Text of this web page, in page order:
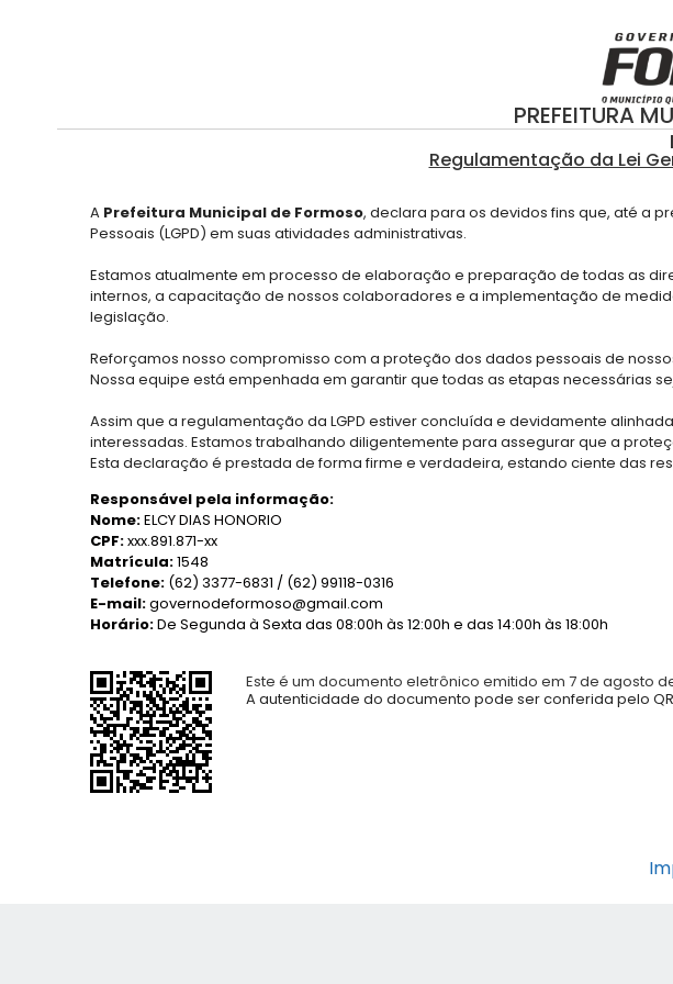
PREFEITURA
Regulamentação da Lei
A Prefeitura Municipal de Formoso, declara para os devidos fins que, até a
Pessoais (LGPD) em suas atividades administrativas.
Estamos atualmente em processo de elaboração e preparação de todas as
internos, a capacitação de nossos colaboradores e a implementação de
legislação.
Reforçamos nosso compromisso com a proteção dos dados pessoais de
Nossa equipe está empenhada em garantir que todas as etapas necessárias
Assim que a regulamentação da LGPD estiver concluída e devidamente
interessadas. Estamos trabalhando diligentemente para assegurar que a
Esta declaração é prestada de forma firme e verdadeira, estando ciente das
Responsável pela informação:
Nome:ELCY DIAS HONORIO
CPF:xxx.891.871-xx
Matrícula:1548
Telefone: (62) 3377-6831 / (62) 99118-0316
E-mail:governodeformoso@gmail.com
Horário:De Segunda à Sexta das 08:00h às 12:00h e das 14:00h às 18:00h
Este é um documento eletrônico emitido em 7 de agosto
A autenticidade do documento pode ser conferida pelo